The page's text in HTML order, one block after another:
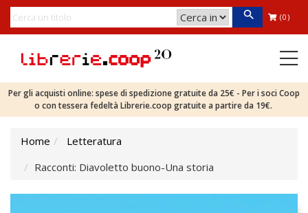
(0)
Per gli acquisti online: spese di spedizione gratuite da 25€ - Per i soci Coop
o con tessera fedeltà Librerie.coop gratuite a partire da 19€.
Home
Letteratura
Racconti: Diavoletto buono-Una storia